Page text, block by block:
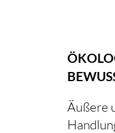
Äußere